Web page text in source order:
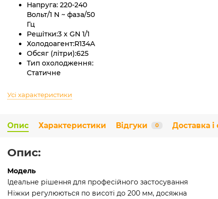
Напруга: 220-240
Вольт/1 N ~ фаза/50
Гц
Решітки:3 х GN 1/1
Холодоагент:R134А
Обсяг (літри):625
Тип охолодження:
Статичне
Усі характеристики
Опис Характеристики Відгуки 0 Доставка і
Опис:
Модель
Ідеальне рішення для професійного застосування
Ніжки регулюються по висоті до 200 мм, досяжна